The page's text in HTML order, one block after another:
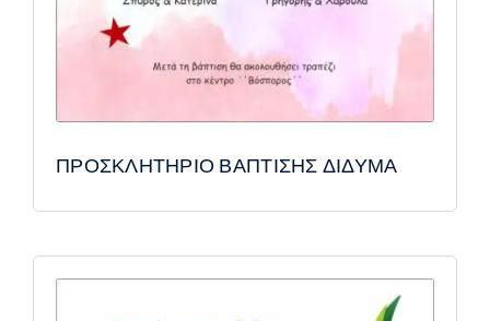
ΠΡΟΣΚΛΗΤΗΡΙΟ ΒΑΠΤΙΣΗΣ ΔΙΔΥΜΑ